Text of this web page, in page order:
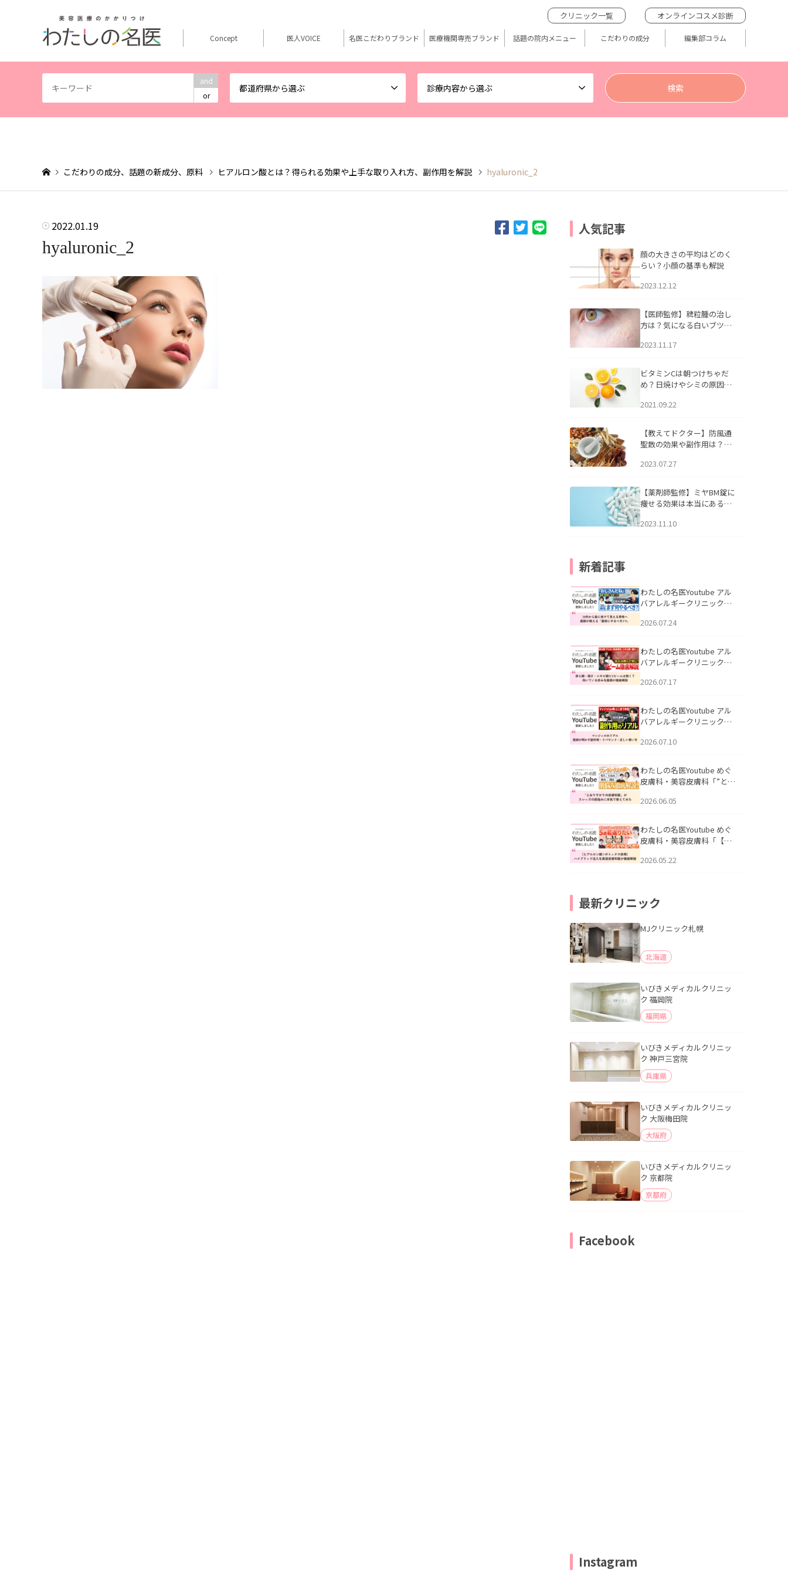
and
or
都道府県から選ぶ 診療内容から選ぶ
クリニック一覧 オンラインコスメ診断
Concept 医人VOICE 名医こだわりブランド 医療機関専売ブランド 話題の院内メニュー こだわりの成分 編集部コラム
こだわりの成分、話題の新成分、原料 ヒアルロン酸とは？得られる効果や上手な取り入れ方、副作用を解説 hyaluronic_2
2022.01.19
hyaluronic_2
人気記事
顔の大きさの平均はどのく
らい？小顔の基準も解説
2023.12.12
【医師監修】稗粒腫の治し
方は？気になる白いブツブ
アについて
2023.11.17
ビタミンCは朝つけちゃだ
め？日焼けやシミの原因に
2021.09.22
【教えてドクター】防風通
聖散の効果や副作用は？長
2023.07.27
【薬剤師監修】ミヤBM錠に
痩せる効果は本当にある
2023.11.10
新着記事
わたしの名医Youtube アル
バアレルギークリニック札
える男性へ｜医師が教える
公開いたしました。
2026.07.24
わたしの名医Youtube アル
バアレルギークリニック札
跡にVビームは効く？向いて
説」を公開いたしました。
2026.07.17
わたしの名医Youtube アル
バアレルギークリニック札
医師が明かす副作用・リバ
公開いたしました。
2026.07.10
わたしの名医Youtube めぐ
皮膚科・美容皮膚科「”とお
ッズの肌悩みに本気で答え
た。
2026.06.05
わたしの名医Youtube めぐ
皮膚科・美容皮膚科「【ヒ
用】ハイブリッド注入を美
2026.05.22
最新クリニック
MJクリニック札幌
北海道
いびきメディカルクリニッ
ク 福岡院
福岡県
いびきメディカルクリニッ
ク 神戸三宮院
兵庫県
いびきメディカルクリニッ
ク 大阪梅田院
大阪府
いびきメディカルクリニッ
ク 京都院
京都府
Facebook
Instagram